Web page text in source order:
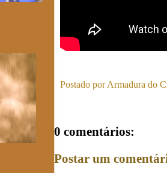
Postado porArmadura do
0 comentários:
Postar um